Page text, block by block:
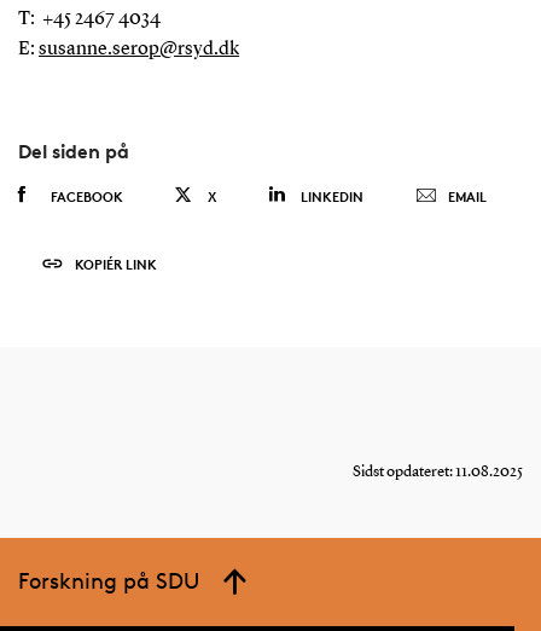
T: +45 2467 4034
E: susanne.serop@rsyd.dk
Del siden på
FACEBOOK X LINKEDIN EMAIL
KOPIÉR LINK
Sidst opdateret: 11.08.2025
Forskning på SDU